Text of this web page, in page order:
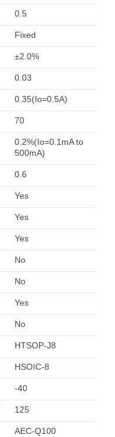
0.5
Fixed
±2.0%
0.03
0.35(Io=0.5A)
70
0.2%(Io=0.1mA to
500mA)
0.6
Yes
Yes
Yes
No
No
Yes
No
HTSOP-J8
HSOIC-8
-40
125
AEC-Q100